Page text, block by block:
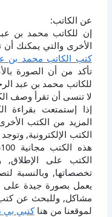
عن الكاتب:
إن للكاتب محمد بن
الأخرى والتي يمكنك أن
كتب الكاتب محمد بن
تأكد من أن الصورة
للكاتب محمد بن عبد
لا تنسى أن تقرأ وصف
إذا إستمتعت بقراءة
المزيد من الكتب
الكتب الإلكترونية,
الكتب على الإطلاق,
يعمل بصورة جيدة على
مشاكل, وللبحث عن كتب
لموقعنا من هناكتبي